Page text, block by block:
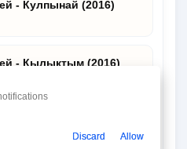
- Кулпынай (2016)
- Кылыктым (2016)
Discard Allow